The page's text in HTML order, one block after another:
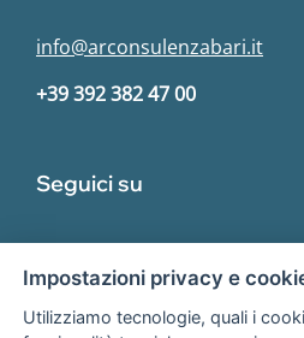
+39 392 382 47 00
info@arconsulenzabari.it
Seguici su
Impostazioni privacy e
Utilizziamo tecnologie, quali i